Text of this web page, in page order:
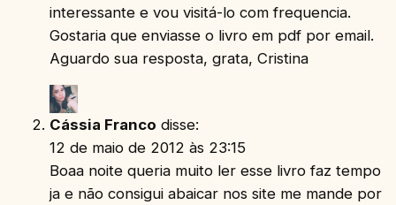
interessante e vou visitá-lo com frequencia.
Gostaria que enviasse o livro em pdf por email.
Aguardo sua resposta, grata, Cristina
Cássia Franco disse:
12 de maio de 2012 às 23:15
Boaa noite queria muito ler esse livro faz tempo
ja e não consigui abaicar nos site me mande por